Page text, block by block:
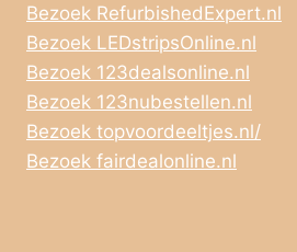
Bezoek RefurbishedExpert.nl
Bezoek LEDstripsOnline.nl
Bezoek 123dealsonline.nl
Bezoek 123nubestellen.nl
Bezoek topvoordeeltjes.nl/
Bezoek fairdealonline.nl